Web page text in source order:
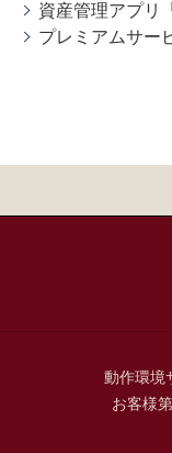
資産管理アプリ
プレミアムサー
動作環境
お客様